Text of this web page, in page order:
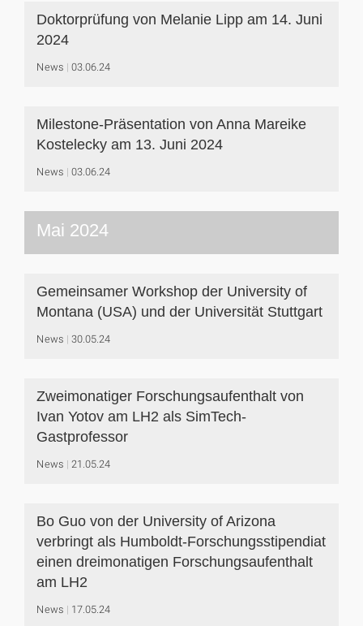
Doktorprüfung von Melanie Lipp am 14. Juni
2024
News 03.06.24
Milestone-Präsentation von Anna Mareike
Kostelecky am 13. Juni 2024
News 03.06.24
Mai 2024
Gemeinsamer Workshop der University of
Montana (USA) und der Universität Stuttgart
News 30.05.24
Zweimonatiger Forschungsaufenthalt von
Ivan Yotov am LH2 als SimTech-
Gastprofessor
News 21.05.24
Bo Guo von der University of Arizona
verbringt als Humboldt‐Forschungsstipendiat
einen dreimonatigen Forschungsaufenthalt
am LH2
News 17.05.24